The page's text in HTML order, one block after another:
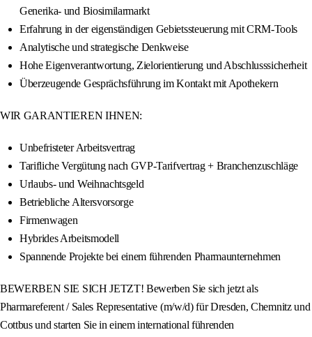
Generika- und Biosimilarmarkt
Erfahrung in der eigenständigen Gebietssteuerung mit CRM-Tools
Analytische und strategische Denkweise
Hohe Eigenverantwortung, Zielorientierung und Abschlusssicherheit
Überzeugende Gesprächsführung im Kontakt mit Apothekern
WIR GARANTIEREN IHNEN:
Unbefristeter Arbeitsvertrag
Tarifliche Vergütung nach GVP-Tarifvertrag + Branchenzuschläge
Urlaubs- und Weihnachtsgeld
Betriebliche Altersvorsorge
Firmenwagen
Hybrides Arbeitsmodell
Spannende Projekte bei einem führenden Pharmaunternehmen
BEWERBEN SIE SICH JETZT! Bewerben Sie sich jetzt als
Pharmareferent / Sales Representative (m/w/d) für Dresden, Chemnitz und
Cottbus und starten Sie in einem international führenden